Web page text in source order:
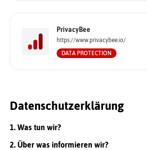
PrivacyBee
https://www.privacybee.io/
DATA PROTECTION
Datenschutzerklärung
1. Was tun wir?
2. Über was informieren wir?